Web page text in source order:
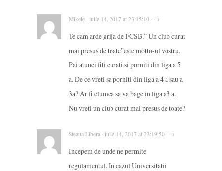
Mikele · iulie 14, 2017 at 23:15:10 · →
Te cam arde grija de FCSB.” Un club curat
mai presus de toate”este motto-ul vostru.
Pai atunci fiti curati si porniti din liga a 5
a. De ce vreti sa porniti din liga a 4 a sau a
3a? Ar fi clumea sa va bage in liga a3 a.
Nu vreti un club curat mai presus de toate?
Steaua Libera · iulie 14, 2017 at 23:19:50 · →
Incepem de unde ne permite
regulamentul. In cazul Universitatii